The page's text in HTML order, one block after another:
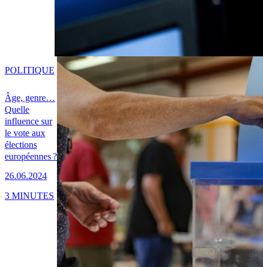
Âge, genre…
Quelle
influence sur
le vote aux
élections
européennes ?
26.06.2024
POLITIQUE
3 MINUTES